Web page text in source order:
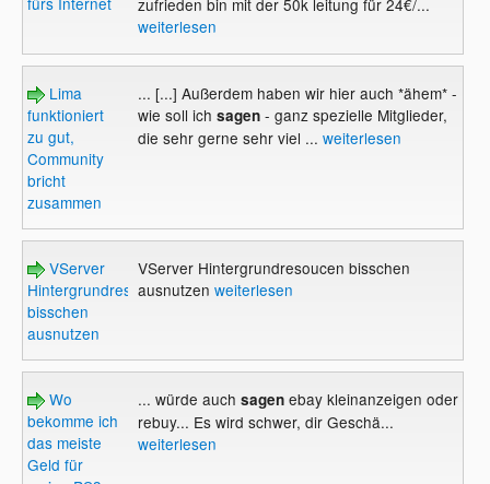
zufrieden bin mit der 50k leitung für 24€/...
weiterlesen
Lima
funktioniert
zu gut,
Community
bricht
zusammen
... [...] Außerdem haben wir hier auch *ähem* -
wie soll ich sagen- ganz spezielle Mitglieder,
die sehr gerne sehr viel ... weiterlesen
VServer
Hintergrundresoucen
bisschen
ausnutzen
VServer Hintergrundresoucen bisschen
ausnutzen weiterlesen
Wo
bekomme ich
das meiste
Geld für
... würde auch sagenebay kleinanzeigen oder
rebuy... Es wird schwer, dir Geschä...
weiterlesen